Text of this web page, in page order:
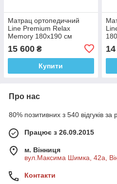
Матрац ортопедичний
Line Premium Relax
Memory 180x190 см
15 600 ₴
Купити
Про нас
80% позитивних з 540 відгуків за
Працює з 26.09.2015
м. Вінниця
вул.Максима Шимка, 42а,
Контакти